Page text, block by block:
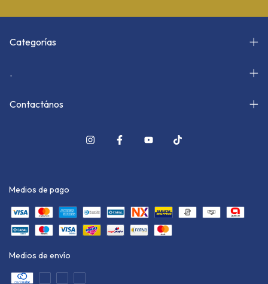
Categorías
.
Contactános
Medios de pago
Medios de envío